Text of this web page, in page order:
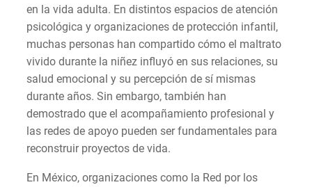
en la vida adulta. En distintos espacios de atención
psicológica y organizaciones de protección infantil,
muchas personas han compartido cómo el maltrato
vivido durante la niñez influyó en sus relaciones, su
salud emocional y su percepción de sí mismas
durante años. Sin embargo, también han
demostrado que el acompañamiento profesional y
las redes de apoyo pueden ser fundamentales para
reconstruir proyectos de vida.
En México, organizaciones como la Red por los